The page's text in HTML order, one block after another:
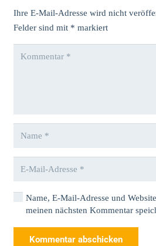
Ihre E-Mail-Adresse wird nicht
Felder sind mit * markiert
Name, E-Mail-Adresse und
meinen nächsten Kommentar
Kommentar abschicken